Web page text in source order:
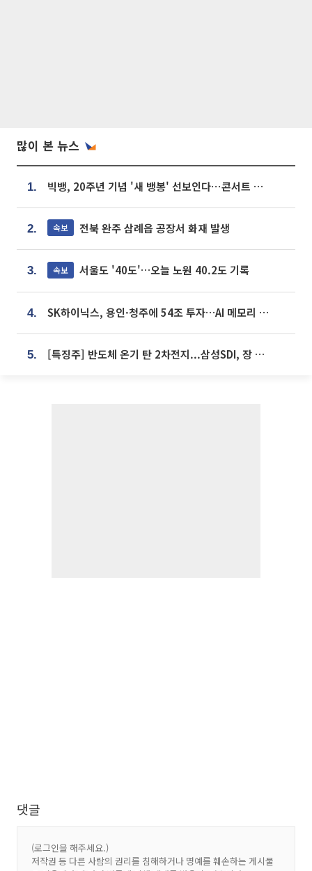
많이 본 뉴스
1. 빅뱅, 20주년 기념 '새 뱅봉' 선보인다⋯콘서트 앞두고 팝업 개최
2. 속보 전북 완주 삼례읍 공장서 화재 발생
3. 속보 서울도 '40도'…오늘 노원 40.2도 기록
4. SK하이닉스, 용인·청주에 54조 투자…AI 메모리 생산기지 키운다
5. [특징주] 반도체 온기 탄 2차전지...삼성SDI, 장 초반 7% 넘게 껑충
댓글